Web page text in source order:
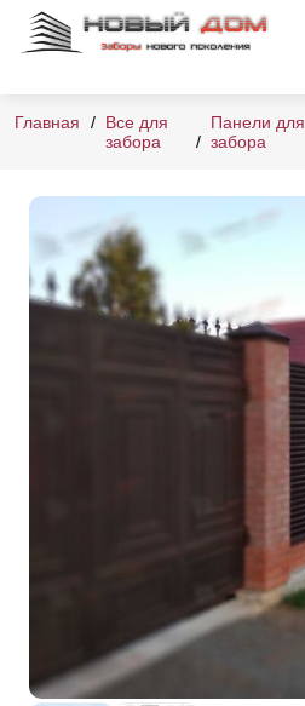
Главная
Все для
забора
Панели для
забора